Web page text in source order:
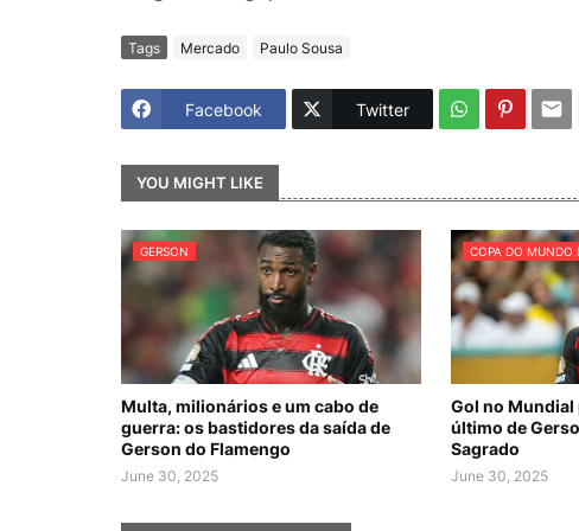
Tags Mercado Paulo Sousa
Facebook Twitter
YOU MIGHT LIKE
GERSON
Multa, milionários e um cabo de
guerra: os bastidores da saída de
Gerson do Flamengo
June 30, 2025
COPA DO MUNDO
Gol no Mundial
último de
Sagrado
June 30, 2025